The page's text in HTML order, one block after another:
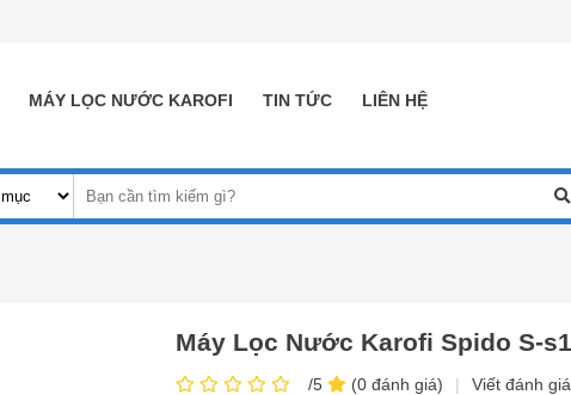
MÁY LỌC NƯỚC KAROFI TIN TỨC LIÊN HỆ
Máy Lọc Nước Karofi Spido S-
/5 (0 đánh giá) | Viết đánh giá